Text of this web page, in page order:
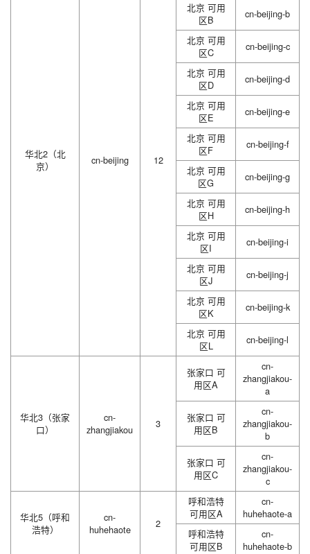
华北2（北
京）
cn-beijing 12
北京 可用
区B
cn-beijing-b
北京 可用
区C
cn-beijing-c
北京 可用
区D
cn-beijing-d
北京 可用
区E
cn-beijing-e
北京 可用
区F
cn-beijing-f
北京 可用
区G
cn-beijing-g
北京 可用
区H
cn-beijing-h
北京 可用
区I
cn-beijing-i
北京 可用
区J
cn-beijing-j
北京 可用
区K
cn-beijing-k
北京 可用
区L
cn-beijing-l
华北3（张家
口）
cn-
zhangjiakou
3
张家口 可
用区A
cn-
zhangjiakou-
a
张家口 可
用区B
cn-
zhangjiakou-
b
张家口 可
用区C
cn-
zhangjiakou-
c
华北5（呼和
浩特）
cn-
huhehaote
2
呼和浩特
可用区A
cn-
huhehaote-a
呼和浩特
可用区B
cn-
huhehaote-b